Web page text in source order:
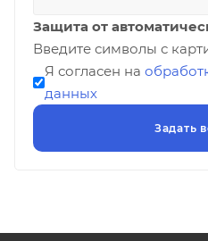
Защита от
Введите символы с
Я согласен на
данных